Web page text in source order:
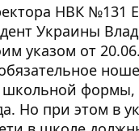
НВК №131
Украины
указом от
формы,
Но при этом в